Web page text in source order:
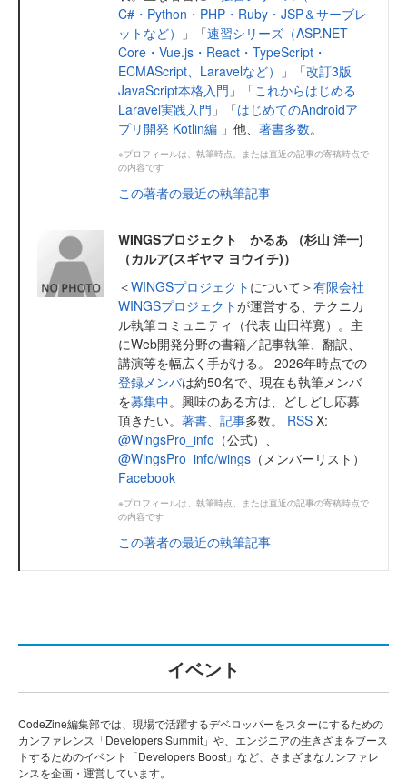
C#・Python・PHP・Ruby・JSP＆サーブレ
ットなど）
」「速習シリーズ（ASP.NET
Core・Vue.js・React・TypeScript・
ECMAScript、Laravelなど）
」「改訂3版
JavaScript本格入門 」「これからはじめる
Laravel実践入門 」「はじめてのAndroidア
プリ開発 Kotlin編 」他、 著書多数。
※プロフィールは、執筆時点、または直近の記事の寄稿時点で
の内容です
この著者の最近の執筆記事
WINGSプロジェクト かるあ （杉山 洋一)
（カルア(スギヤマ ヨウイチ)）
＜WINGSプロジェクト について＞有限会社
WINGSプロジェクトが運営する、テクニカ
ル執筆コミュニティ（代表 山田祥寛）。主
にWeb開発分野の書籍／記事執筆、翻訳、
講演等を幅広く手がける。 2026年時点での
登録メンバは約50名で、現在も執筆メンバ
を募集中。興味のある方は、どしどし応募
頂きたい。 著書 記事多数。 RSS X:
@WingsPro_info （公式）、
@WingsPro_info/wings （メンバーリスト）
Facebook
※プロフィールは、執筆時点、または直近の記事の寄稿時点で
の内容です
この著者の最近の執筆記事
イベント
CodeZine編集部では、現場で活躍するデベロッパーをスターにするための
カンファレンス「Developers Summit」や、エンジニアの生きざまをブース
トするためのイベント「Developers Boost」など、さまざまなカンファレ
ンスを企画・運営しています。